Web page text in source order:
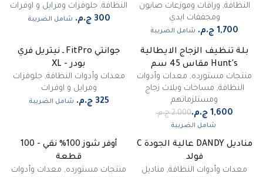
النظافة, وراقات وموزعات صابون
ومجففات ايدي
شامل الضريبة
النظافة, جلوفزات ومرايل و اوفرات
شامل الضريبة
%
بلة تنظيف الزجاج الايطالية
Hunt's مقاس 45 سم
منتجات مستورده, معدات وأدوات
النظافة, مساحات وبلات زجاج
ومستلزماتهم
‏2,000 ج.م.‏
شامل الضريبة
جوانتي FitPro ـ نيتريل فري
بودر - XL
معدات وأدوات النظافة,جلوفزات
ومرايل و اوفرات
شامل الضريبة
مناديل DANDY عالية الجودة C
فولد
معدات وأدوات النظافة, مناديل
أوفر شوز 100% نقي - 100
قطعة
منتجات مستورده, معدات وأدوات